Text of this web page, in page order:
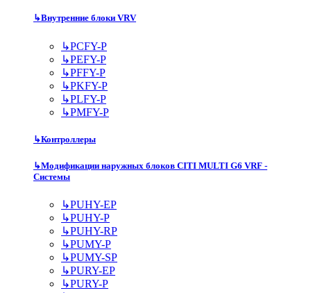
↳Внутренние блоки VRV
↳PCFY-P
↳PEFY-P
↳PFFY-P
↳PKFY-P
↳PLFY-P
↳PMFY-P
↳Контроллеры
↳Модификации наружных блоков CITI MULTI G6 VRF -
Системы
↳PUHY-EP
↳PUHY-P
↳PUHY-RP
↳PUMY-P
↳PUMY-SP
↳PURY-EP
↳PURY-P